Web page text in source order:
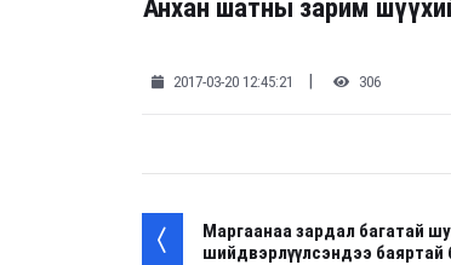
Анхан шатны зарим
2017-03-20 12:45:21 | 306
Маргаанаа зардал багатай
шийдвэрлүүлсэндээ баяртай